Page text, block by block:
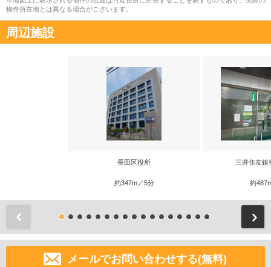
物件所在地とは異なる場合がございます。
周辺施設
長田区役所
約347m／5分
三井住友銀
約
メールでお問い合わせする(無料)